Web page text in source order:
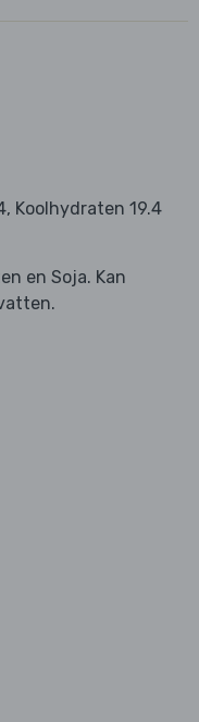
Koolhydraten 19.4
en Soja. Kan